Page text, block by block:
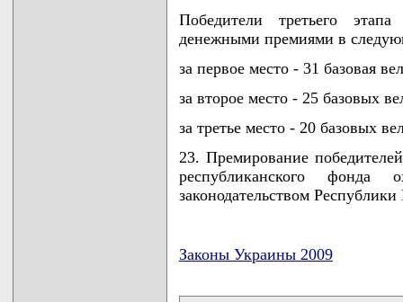
Победители третьего
денежными премиями в
за первое место - 31 базовая
за второе место - 25 базовых
за третье место - 20 базовых
23. Премирование
республиканского
законодательством Республики
Законы Украины 2009